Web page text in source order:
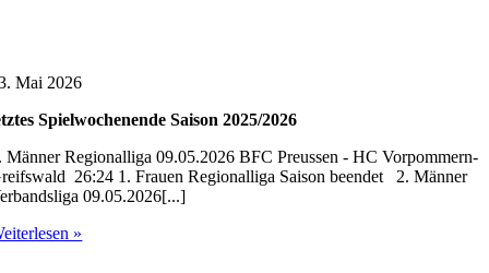
Mai 2026
Spielwochenende Saison 2025/2026
Männer Regionalliga 09.05.2026 BFC Preussen - HC Vorpommern-
26:24 1. Frauen Regionalliga Saison beendet 2. Männer
09.05.2026[...]
»